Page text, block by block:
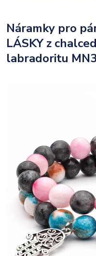
Náramky pro
LÁSKY z
labradoritu